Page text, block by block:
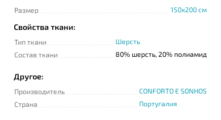
Размер 150x200 cм
Свойства ткани:
Тип ткани
Шерсть
Состав ткани
80% шерсть, 20% полиамид
Другое:
Производитель
CONFORTO E SONHOS
Страна
Португалия